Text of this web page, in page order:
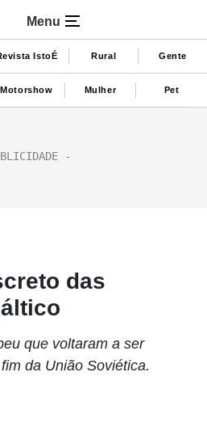
Menu
IstoÉ Rural Gente
Motorshow Mulher Pet
das
que voltaram a ser
da União Soviética.